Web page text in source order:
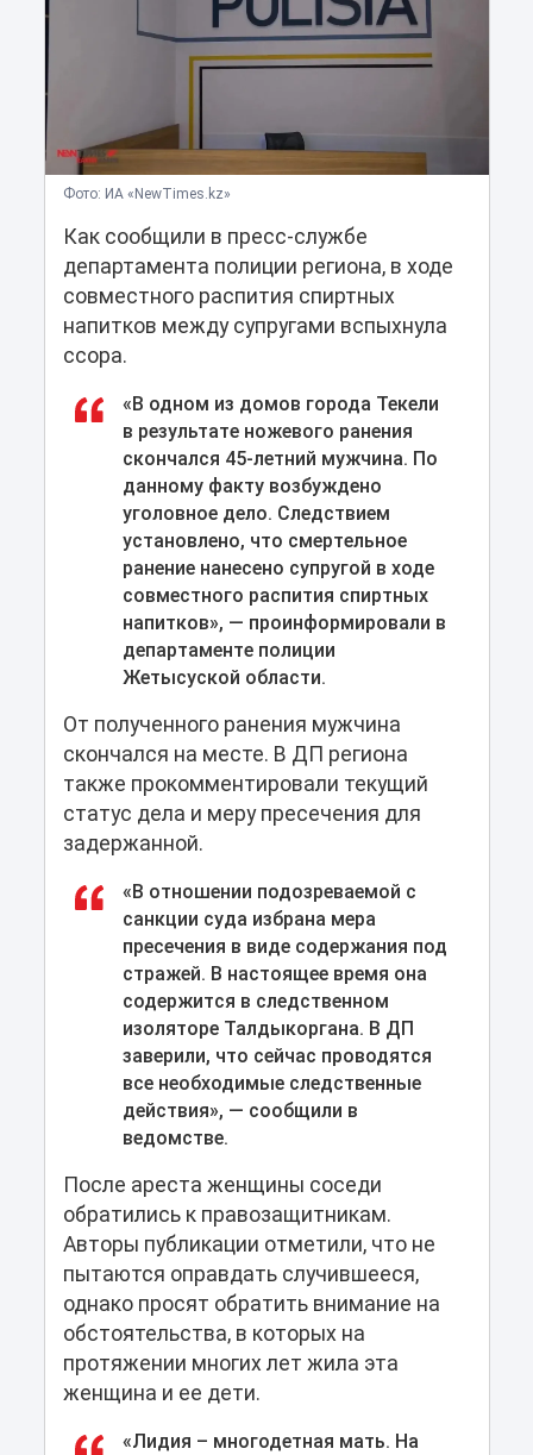
Фото: ИА «NewTimes.kz»
Как сообщили в пресс-службе
департамента полиции региона, в ходе
совместного распития спиртных
напитков между супругами вспыхнула
ссора.
«В одном из домов города Текели
в результате ножевого ранения
скончался 45-летний мужчина. По
данному факту возбуждено
уголовное дело. Следствием
установлено, что смертельное
ранение нанесено супругой в ходе
совместного распития спиртных
напитков», — проинформировали в
департаменте полиции
Жетысуской области.
От полученного ранения мужчина
скончался на месте. В ДП региона
также прокомментировали текущий
статус дела и меру пресечения для
задержанной.
«В отношении подозреваемой с
санкции суда избрана мера
пресечения в виде содержания под
стражей. В настоящее время она
содержится в следственном
изоляторе Талдыкоргана. В ДП
заверили, что сейчас проводятся
все необходимые следственные
действия», — сообщили в
ведомстве.
После ареста женщины соседи
обратились к правозащитникам.
Авторы публикации отметили, что не
пытаются оправдать случившееся,
однако просят обратить внимание на
обстоятельства, в которых на
протяжении многих лет жила эта
женщина и ее дети.
«Лидия – многодетная мать. На